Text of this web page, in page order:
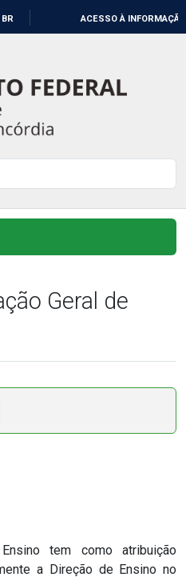
ACESSO À INFORMAÇÃO
Geral de
tem como atribuição
a Direção de Ensino no